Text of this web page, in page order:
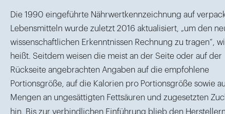
Die 1990 eingeführte Nährwertkennzeichnung auf
Lebensmitteln wurde zuletzt 2016 aktualisiert, „um den
wissenschaftlichen Erkenntnissen Rechnung zu tragen“,
heißt. Seitdem weisen die meist an der Seite oder auf der
Rückseite angebrachten Angaben auf die empfohlene
Portionsgröße, auf die Kalorien pro Portionsgröße sowie
Mengen an ungesättigten Fettsäuren und zugesetzten
hin. Bis zur verbindlichen Einführung blieb den